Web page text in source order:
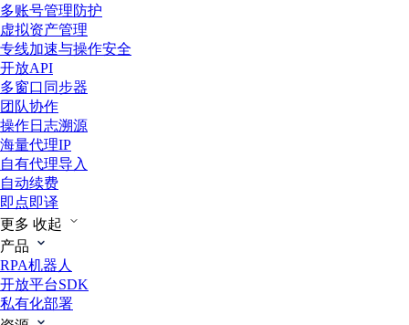
多账号管理防护
虚拟资产管理
专线加速与操作安全
开放API
多窗口同步器
团队协作
操作日志溯源
海量代理IP
自有代理导入
自动续费
即点即译
更多 收起
产品
RPA机器人
开放平台SDK
私有化部署